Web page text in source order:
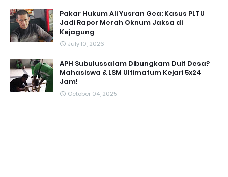
Pakar Hukum Ali Yusran Gea: Kasus PLTU
Jadi Rapor Merah Oknum Jaksa di
Kejagung
July 10, 2026
APH Subulussalam Dibungkam Duit Desa?
Mahasiswa & LSM Ultimatum Kejari 5x24
Jam!
October 04, 2025